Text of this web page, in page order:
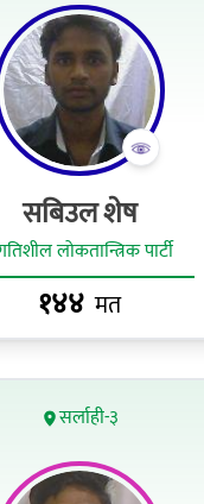
सबिउल शेष
लोकतान्त्रिक पार्टी
१४४ मत
सर्लाही-३